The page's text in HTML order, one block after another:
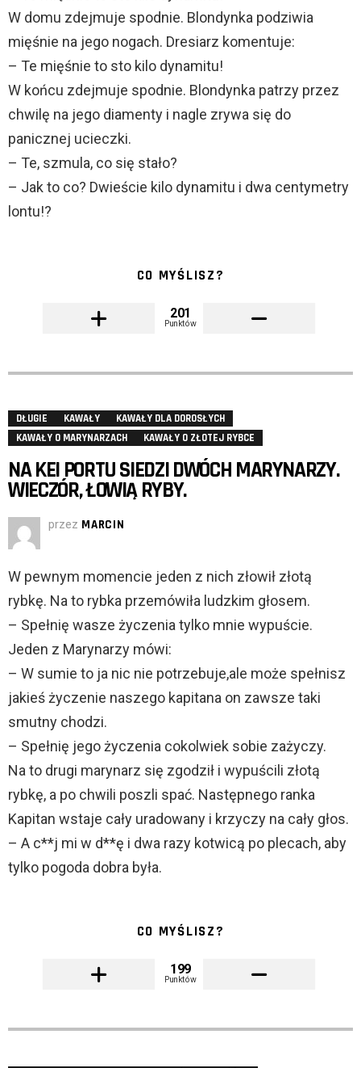
W domu zdejmuje spodnie. Blondynka podziwia
mięśnie na jego nogach. Dresiarz komentuje:
– Te mięśnie to sto kilo dynamitu!
W końcu zdejmuje spodnie. Blondynka patrzy przez
chwilę na jego diamenty i nagle zrywa się do
panicznej ucieczki.
– Te, szmula, co się stało?
– Jak to co? Dwieście kilo dynamitu i dwa centymetry
lontu!?
CO MYŚLISZ?
201
Punktów
DŁUGIE KAWAŁY
KAWAŁY DLA DOROSŁYCH
KAWAŁY O MARYNARZACH
KAWAŁY O ZŁOTEJ RYBCE
NA KEI PORTU SIEDZI DWÓCH MARYNARZY.
WIECZÓR, ŁOWIĄ RYBY.
przez MARCIN
W pewnym momencie jeden z nich złowił złotą
rybkę. Na to rybka przemówiła ludzkim głosem.
– Spełnię wasze życzenia tylko mnie wypuście.
Jeden z Marynarzy mówi:
– W sumie to ja nic nie potrzebuje,ale może spełnisz
jakieś życzenie naszego kapitana on zawsze taki
smutny chodzi.
– Spełnię jego życzenia cokolwiek sobie zażyczy.
Na to drugi marynarz się zgodził i wypuścili złotą
rybkę, a po chwili poszli spać. Następnego ranka
Kapitan wstaje cały uradowany i krzyczy na cały głos.
– A c**j mi w d**ę i dwa razy kotwicą po plecach, aby
tylko pogoda dobra była.
CO MYŚLISZ?
199
Punktów